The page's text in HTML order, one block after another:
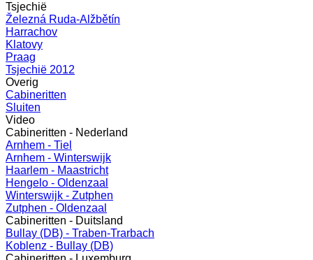
Tsjechië
Železná Ruda-Alžbětín
Harrachov
Klatovy
Praag
Tsjechië 2012
Overig
Cabineritten
Sluiten
Video
Cabineritten - Nederland
Arnhem - Tiel
Arnhem - Winterswijk
Haarlem - Maastricht
Hengelo - Oldenzaal
Winterswijk - Zutphen
Zutphen - Oldenzaal
Cabineritten - Duitsland
Bullay (DB) - Traben-Trarbach
Koblenz - Bullay (DB)